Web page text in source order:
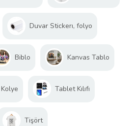
Duvar Stickerı, folyo
Biblo Kanvas Tablo
Tablet Kılıfı
Tişört